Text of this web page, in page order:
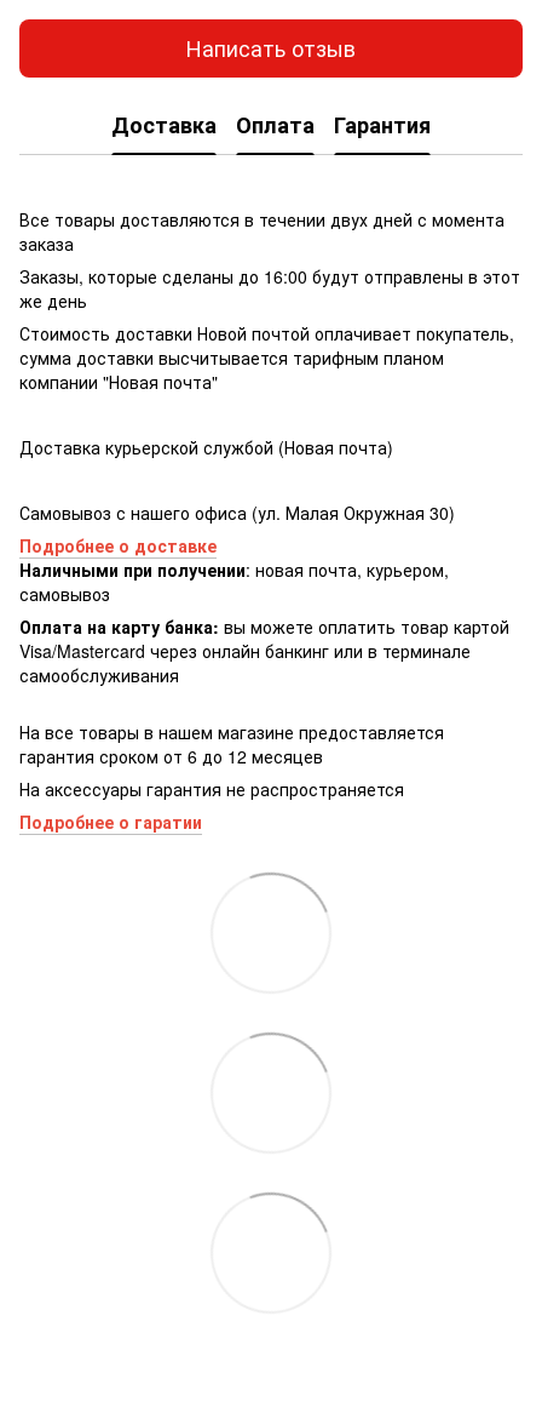
Написать отзыв
Доставка Оплата Гарантия
Все товары доставляются в течении двух дней с момента
заказа
Заказы, которые сделаны до 16:00 будут отправлены в этот
же день
Стоимость доставки Новой почтой оплачивает покупатель,
сумма доставки высчитывается тарифным планом
компании "Новая почта"
Доставка курьерской службой (Новая почта)
Самовывоз с нашего офиса (ул. Малая Окружная 30)
Подробнее о доставке
Наличными при получении: новая почта, курьером,
самовывоз
Оплата на карту банка: вы можете оплатить товар картой
Visa/Masterсard через онлайн банкинг или в терминале
самообслуживания
На все товары в нашем магазине предоставляется
гарантия сроком от 6 до 12 месяцев
На аксессуары гарантия не распространяется
Подробнее о гаратии